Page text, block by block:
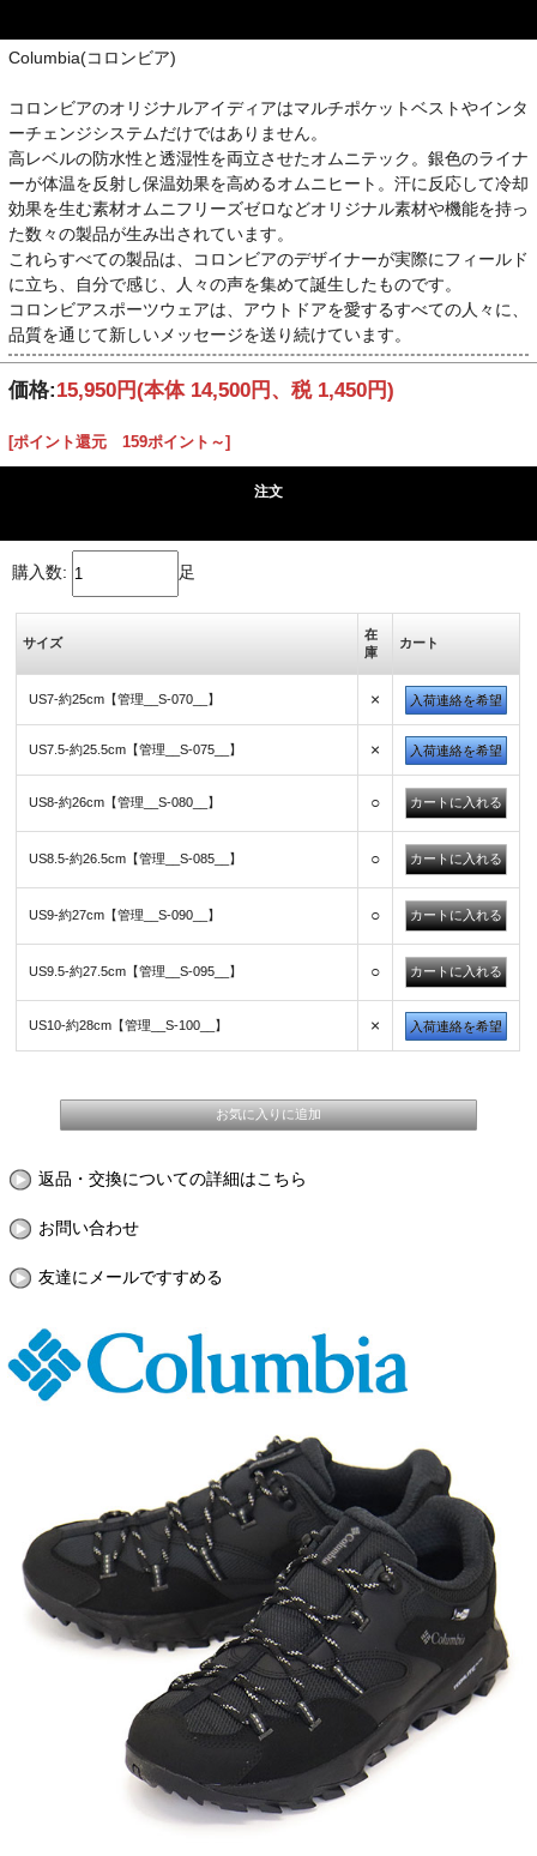
Columbia(コロンビア)
コロンビアのオリジナルアイディアはマルチポケットベストやインタ
ーチェンジシステムだけではありません。
高レベルの防水性と透湿性を両立させたオムニテック。銀色のライナ
ーが体温を反射し保温効果を高めるオムニヒート。汗に反応して冷却
効果を生む素材オムニフリーズゼロなどオリジナル素材や機能を持っ
た数々の製品が生み出されています。
これらすべての製品は、コロンビアのデザイナーが実際にフィールド
に立ち、自分で感じ、人々の声を集めて誕生したものです。
コロンビアスポーツウェアは、アウトドアを愛するすべての人々に、
品質を通じて新しいメッセージを送り続けています。
価格:15,950円(本体 14,500円、税 1,450円)
[ポイント還元 159ポイント～]
注文
購入数: 足
サイズ
在
庫
カート
US7-約25cm【管理__S-070__】 × 入荷連絡を希望
US7.5-約25.5cm【管理__S-075__】 × 入荷連絡を希望
US8-約26cm【管理__S-080__】 ○
US8.5-約26.5cm【管理__S-085__】 ○
US9-約27cm【管理__S-090__】 ○
US9.5-約27.5cm【管理__S-095__】 ○
US10-約28cm【管理__S-100__】 × 入荷連絡を希望
返品・交換についての詳細はこちら
お問い合わせ
友達にメールですすめる